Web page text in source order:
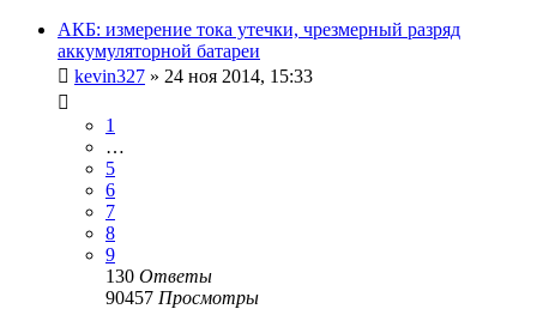
АКБ: измерение тока утечки, чрезмерный разряд
аккумуляторной батареи
kevin327 » 24 ноя 2014, 15:33
1
…
5
6
7
8
9
130 Ответы
90457 Просмотры